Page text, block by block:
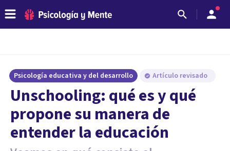
Psicología educativa y del desarrollo Artículo revisado
Unschooling: qué es y qué
propone su manera de
entender la educación